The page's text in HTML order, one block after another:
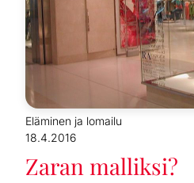
Eläminen ja lomailu
18.4.2016
Zaran malliksi?